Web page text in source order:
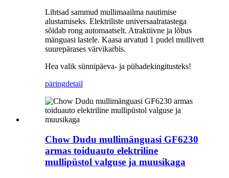
Lihtsad sammud mullimaailma nautimise
alustamiseks. Elektriliste universaalratastega
sõidab rong automaatselt. Atraktiivne ja lõbus
mänguasi lastele. Kaasa arvatud 1 pudel mullivett
suurepärases värvikarbis.
Hea valik sünnipäeva- ja pühadekingitusteks!
päringdetail
Chow Dudu mullimänguasi GF6230
armas toiduauto elektriline
mullipüstol valguse ja muusikaga